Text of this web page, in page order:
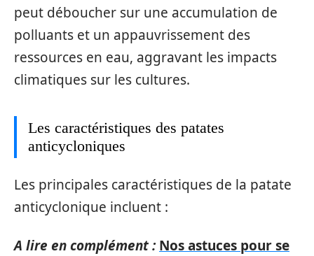
peut déboucher sur une accumulation de
polluants et un appauvrissement des
ressources en eau, aggravant les impacts
climatiques sur les cultures.
Les caractéristiques des patates
anticycloniques
Les principales caractéristiques de la patate
anticyclonique incluent :
A lire en complément : Nos astuces pour se